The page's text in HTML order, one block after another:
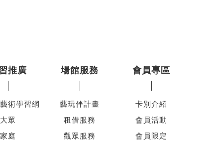
推廣
術學習網
大眾
家庭
場館服務
藝玩伴計畫
租借服務
觀眾服務
會員專區
卡別介紹
會員活動
會員限定